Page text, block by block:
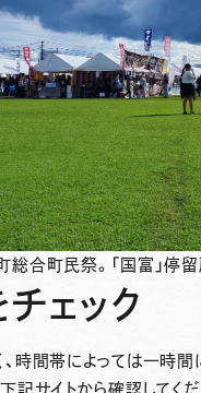
合町民祭。「国富」停
ェック
時間帯によっては一時
記サイトから確認してくだ